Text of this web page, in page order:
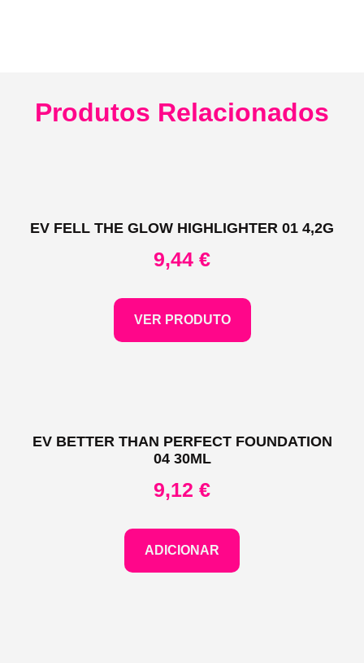
Produtos Relacionados
EV FELL THE GLOW HIGHLIGHTER 01 4,2G
9,44 €
VER PRODUTO
EV BETTER THAN PERFECT FOUNDATION
04 30ML
9,12 €
ADICIONAR